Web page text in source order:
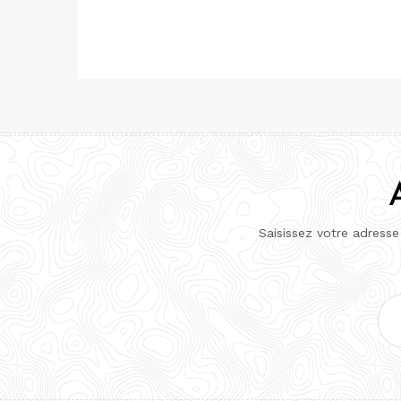
Saisissez votre
e-
mail